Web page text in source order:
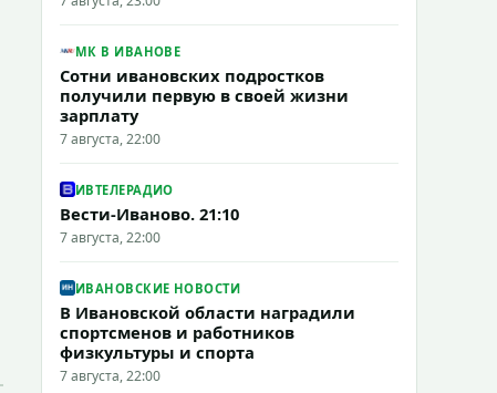
МК В ИВАНОВЕ
Сотни ивановских подростков
получили первую в своей жизни
зарплату
7 августа, 22:00
ИВТЕЛЕРАДИО
Вести-Иваново. 21:10
7 августа, 22:00
ИВАНОВСКИЕ НОВОСТИ
В Ивановской области наградили
спортсменов и работников
физкультуры и спорта
7 августа, 22:00